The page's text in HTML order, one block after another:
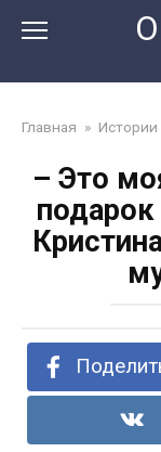
Главная » Истории
– Это